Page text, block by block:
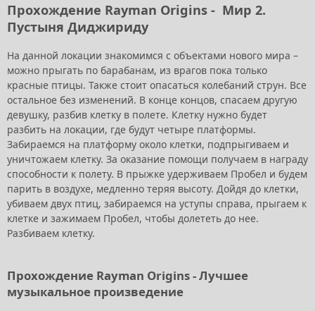
Прохождение Rayman Origins - Мир 2.
Пустыня Диджириду
На данной локации знакомимся с объектами нового мира –
можно прыгать по барабанам, из врагов пока только
красные птицы. Также стоит опасаться колебаний струн. Все
остальное без изменений. В конце концов, спасаем другую
девушку, разбив клетку в полете. Клетку нужно будет
разбить на локации, где будут четыре платформы.
Забираемся на платформу около клетки, подпрыгиваем и
уничтожаем клетку. За оказание помощи получаем в награду
способности к полету. В прыжке удерживаем Пробел и будем
парить в воздухе, медленно теряя высоту. Дойдя до клетки,
убиваем двух птиц, забираемся на уступы справа, прыгаем к
клетке и зажимаем Пробел, чтобы долететь до нее.
Разбиваем клетку.
Прохождение Rayman Origins - Лучшее
музыкальное произведение